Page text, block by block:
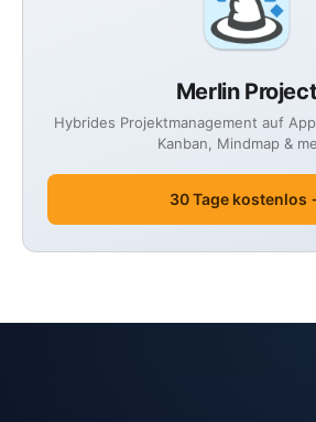
Merlin Project
Hybrides Projektmanagement auf
Kanban, Mindmap &
30 Tage kostenlos